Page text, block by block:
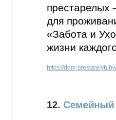
престарелых
для
«Забота и
жизни
https://dom-prestarelyh.by/
12. Семейный